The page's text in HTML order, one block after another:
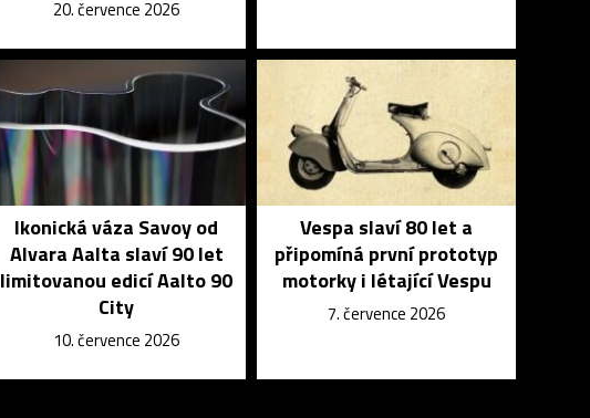
20. července 2026
Ikonická váza Savoy od
Alvara Aalta slaví 90 let
limitovanou edicí Aalto 90
City
10. července 2026
Vespa slaví 80 let a
připomíná první prototyp
motorky i létající Vespu
7. července 2026